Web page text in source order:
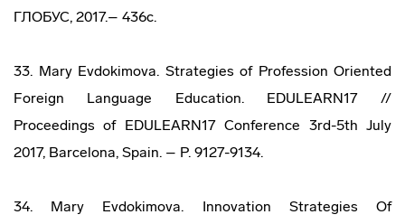
ГЛОБУС, 2017.– 436с.
33. Mary Evdokimova. Strategies of Profession Oriented
Foreign Language Education. EDULEARN17 //
Proceedings of EDULEARN17 Conference 3rd-5th July
2017, Barcelona, Spain. – Р. 9127-9134.
34. Mary Evdokimova. Innovation Strategies Of